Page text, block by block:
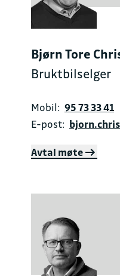
Bjørn Tore
Bruktbilselger
Mobil: 95 73 33 41
E-post:
Avtal møte